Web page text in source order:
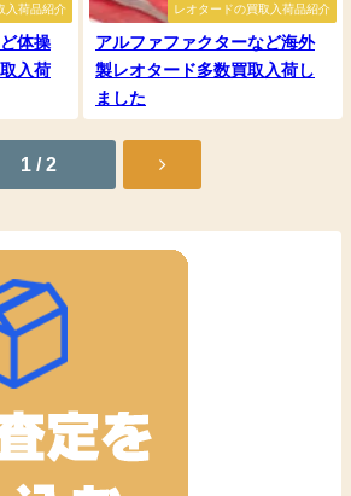
入荷品紹介
体操
入荷
レオタードの買取入荷品紹介
アルファファクターなど海外
製レオタード多数買取入荷し
ました
1 / 2